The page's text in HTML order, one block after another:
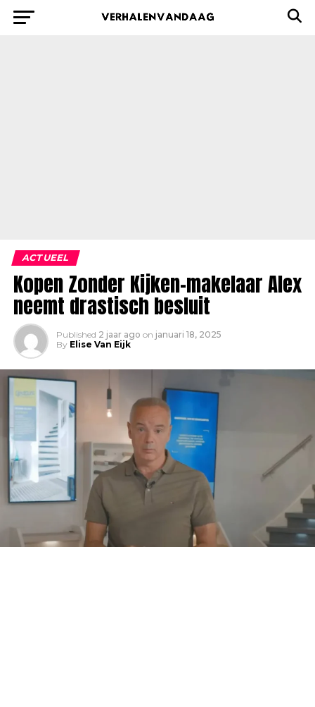
ACTUEEL
Kopen Zonder Kijken-makelaar Alex
neemt drastisch besluit
Published 2 jaar ago on januari 18, 2025
By Elise Van Eijk